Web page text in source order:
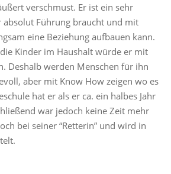
verschmust. Er ist ein sehr
absolut Führung braucht und mit
eine Beziehung aufbauen kann.
Kinder im Haushalt würde er mit
Deshalb werden Menschen für ihn
aber mit Know How zeigen wo es
hat er als er ca. ein halbes Jahr
war jedoch keine Zeit mehr
bei seiner “Retterin” und wird in